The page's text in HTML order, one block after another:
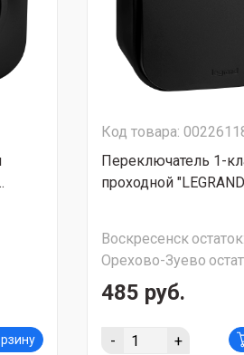
Код товара:
Переключатель 1-
проходной
Воскресенскостаток:
Орехово-Зуево
485 руб.
- +